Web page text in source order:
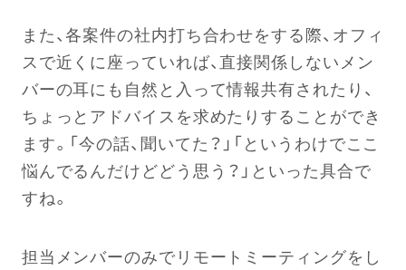
また、各案件の社内打ち合わせをする際、オフィ
スで近くに座っていれば、直接関係しないメン
バーの耳にも自然と入って情報共有されたり、
ちょっとアドバイスを求めたりすることができ
ます。「今の話、聞いてた？」「というわけでここ
悩んでるんだけどどう思う？」といった具合で
すね。
担当メンバーのみでリモートミーティングをし